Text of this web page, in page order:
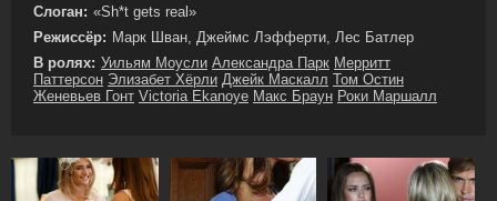
Слоган: «Sh*t gets real»
Режиссёр: Марк Шван, Джеймс Лэфферти, Лес Батлер
В ролях: Уильям Моусли Александра Парк Мерритт
Паттерсон Элизабет Хёрли Джейк Маскалл Том Остин
Женевьев Гонт Victoria Ekanoye Макс Браун Роки Маршалл